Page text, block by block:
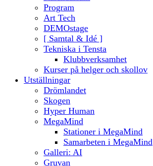
Program
Art Tech
DEMOstage
[ Samtal & Idé ]
Tekniska i Tensta
Klubbverksamhet
Kurser på helger och skollov
Utställningar
Drömlandet
Skogen
Hyper Human
MegaMind
Stationer i MegaMind
Samarbeten i MegaMind
Galleri: AI
Gruvan